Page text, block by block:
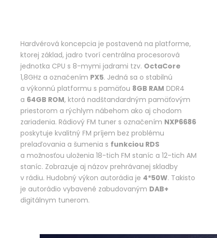
Hardvérová koncepcia je postavená na platforme,
ktorej základ, jadro tvorí centrálna procesorová
jednotka CPU s 8-mymi jadrami tzv. OctaCore
1,8GHz a označením PX5. Jedná sa o stabilnú
a výkonnú platformu s pamäťou 8GB RAM DDR4
a 64GB ROM, ktorá nadštandardným pamäťovým
priestorom a rýchlym nábehom ako aj chodom
zariadenia. Rádiový FM tuner s označením NXP6686
poskytuje kvalitný FM príjem bez problému
prelaďovania a šumenia s funkciou RDS
a možnosťou uloženia 18-tich FM staníc a 12-tich AM
staníc. Zobrazuje aj názov prehrávanej skladby
v rádiu. Hudobný výkon autorádia je 4*50W. Takisto
je autorádio vybavené zabudovaným DAB+
digitálnym tunerom.